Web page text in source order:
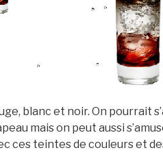
blanc et noir. On pourrait
mais on peut aussi
ces teintes de couleurs et